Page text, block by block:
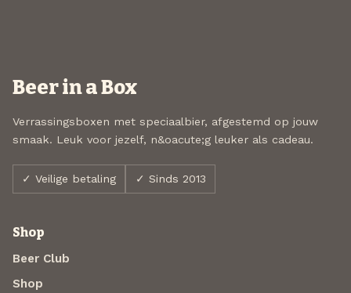
Beer in a Box
Verrassingsboxen met speciaalbier, afgestemd op jouw
smaak. Leuk voor jezelf, n&oacute;g leuker als cadeau.
✓ Veilige betaling ✓ Sinds 2013
Shop
Beer Club
Shop